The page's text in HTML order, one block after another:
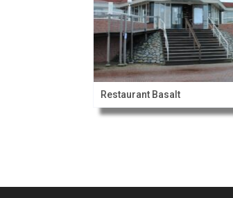
Restaurant Basalt